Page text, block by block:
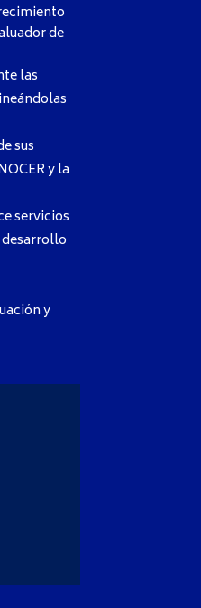
de
las
sus
y la
servicios
y